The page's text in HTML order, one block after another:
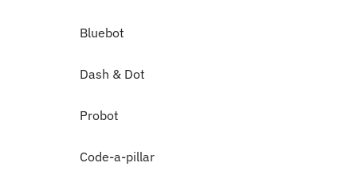
Bluebot
Dash & Dot
Probot
Code-a-pillar